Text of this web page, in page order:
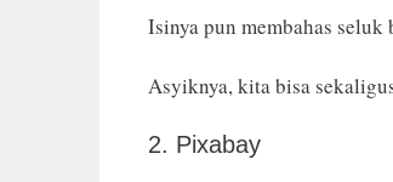
Isinya pun membahas
Asyiknya, kita bisa
2. Pixabay